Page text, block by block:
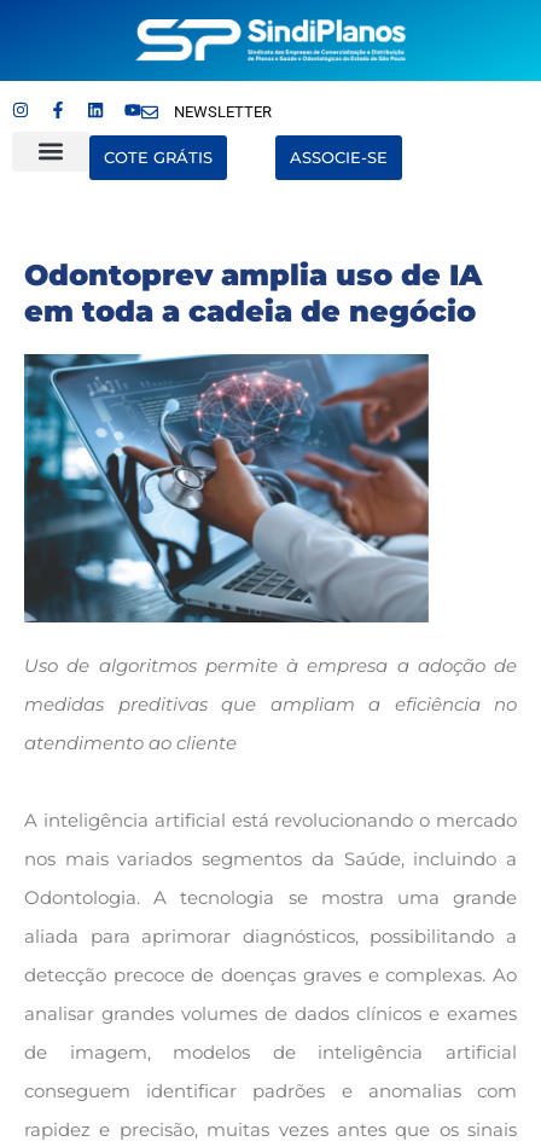
NEWSLETTER
COTE GRÁTIS ASSOCIE-SE
Odontoprev amplia uso de IA
em toda a cadeia de negócio
Uso de algoritmos permite à empresa a adoção de
medidas preditivas que ampliam a eficiência no
atendimento ao cliente
A inteligência artificial está revolucionando o mercado
nos mais variados segmentos da Saúde, incluindo a
Odontologia. A tecnologia se mostra uma grande
aliada para aprimorar diagnósticos, possibilitando a
detecção precoce de doenças graves e complexas. Ao
analisar grandes volumes de dados clínicos e exames
de imagem, modelos de inteligência artificial
conseguem identificar padrões e anomalias com
rapidez e precisão, muitas vezes antes que os sinais